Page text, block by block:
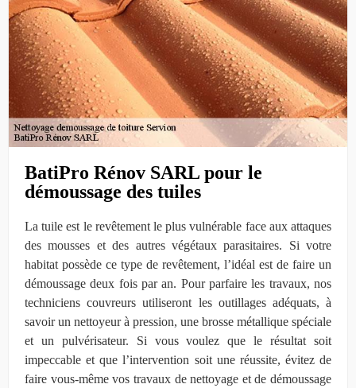
BatiPro Rénov SARL pour le
démoussage des tuiles
La tuile est le revêtement le plus vulnérable face aux attaques
des mousses et des autres végétaux parasitaires. Si votre
habitat possède ce type de revêtement, l’idéal est de faire un
démoussage deux fois par an. Pour parfaire les travaux, nos
techniciens couvreurs utiliseront les outillages adéquats, à
savoir un nettoyeur à pression, une brosse métallique spéciale
et un pulvérisateur. Si vous voulez que le résultat soit
impeccable et que l’intervention soit une réussite, évitez de
faire vous-même vos travaux de nettoyage et de démoussage